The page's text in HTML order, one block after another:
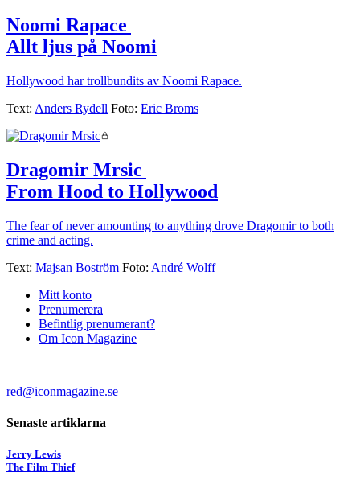
Noomi Rapace
Allt ljus på Noomi
Hollywood har trollbundits av Noomi Rapace.
Text: Anders Rydell Foto: Eric Broms
Dragomir Mrsic
From Hood to Hollywood
The fear of never amounting to anything drove Dragomir to both
crime and acting.
Text: Majsan Boström Foto: André Wolff
Mitt konto
Prenumerera
Befintlig prenumerant?
Om Icon Magazine
red@iconmagazine.se
Senaste artiklarna
Jerry Lewis
The Film Thief